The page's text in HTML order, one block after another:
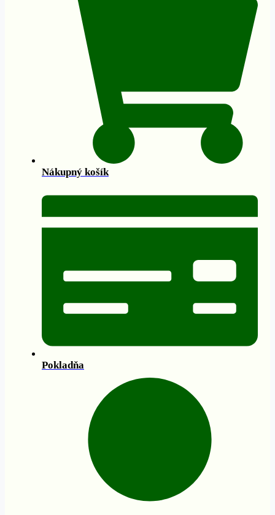
Nákupný košík
Pokladňa